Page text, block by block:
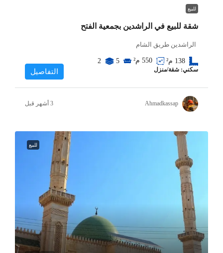
للبيع
شقة للبيع في الراشدين بجمعية الفتح
الراشدين طريق الشام
138 م² 550 م² 5
2
سكني: شقة/منزل التفاصيل
Ahmadkassap
للبيع